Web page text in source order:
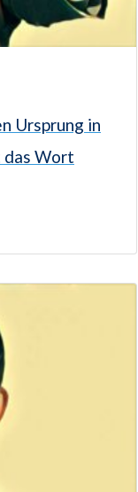
Ursprung in
das Wort